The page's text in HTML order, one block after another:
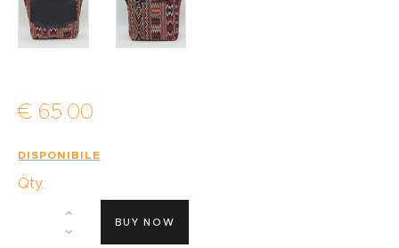
€ 65.00
DISPONIBILE
Qty.:
BUY NOW